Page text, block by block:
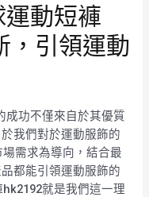
動短褲
，引領運動
成功不僅來自於其優質
我們對於運動服飾的
需求為導向，結合最
都能引領運動服飾的
就是我們這一理